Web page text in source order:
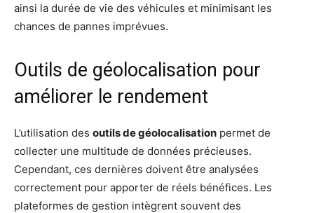
ainsi la durée de vie des véhicules et minimisant les
chances de pannes imprévues.
Outils de géolocalisation pour
améliorer le rendement
L’utilisation des outils de géolocalisation permet de
collecter une multitude de données précieuses.
Cependant, ces dernières doivent être analysées
correctement pour apporter de réels bénéfices. Les
plateformes de gestion intègrent souvent des